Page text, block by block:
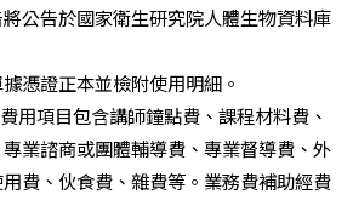
公告於國家衛生研究院人體生物資料庫
憑證正本並檢附使用明細。
用項目包含講師鐘點費、課程材料費、
業諮商或團體輔導費、專業督導費、外
費、伙食費、雜費等。業務費補助經費